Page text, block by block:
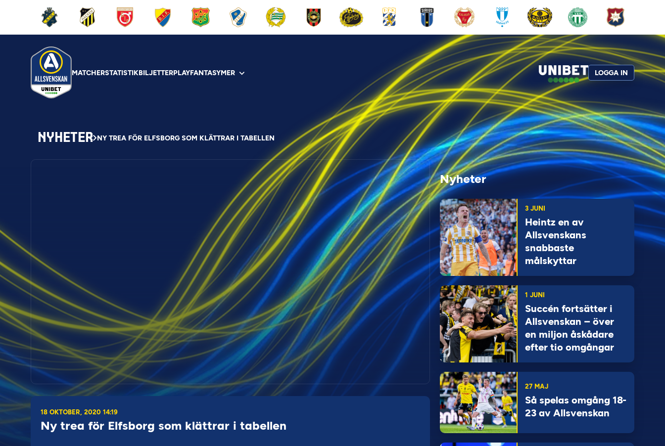
MATCHERSTATISTIKBILJETTERPLAYFANTASYMER LOGGA IN
NYHETER NY TREA FÖR ELFSBORG SOM KLÄTTRAR I TABELLEN
18 OKTOBER, 2020 14:19
Ny trea för Elfsborg som klättrar i tabellen
Nyheter
3 JUNI
Heintz en av
Allsvenskans
snabbaste
målskyttar
1 JUNI
Succén fortsätter i
Allsvenskan – över
en miljon åskådare
efter tio omgångar
27 MAJ
Så spelas omgång 18-
23 av Allsvenskan